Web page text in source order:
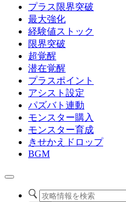
プラス限界突破
最大強化
経験値ストック
限界突破
超覚醒
潜在覚醒
プラスポイント
アシスト設定
パズバト連動
モンスター購入
モンスター育成
きせかえドロップ
BGM